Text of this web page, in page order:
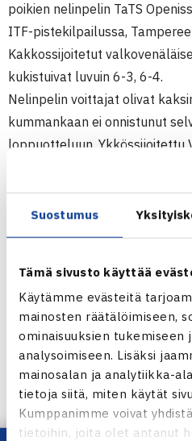
Suostumus
Tämä sivusto käyttää
Käytämme evästeitä
mainosten räätälöimiseen,
ominaisuuksien tukemiseen
analysoimiseen. Lisäksi
mainosalan ja analytiikka-
tietoja siitä, miten käytät
Kumppanimme voivat
tietoihin, joita olet antanut
poikien nelinpelin TaTS
ITF-pistekilpailussa,
Kakkossijoitetut
kukistuivat luvuin 6-3, 6-4.
Nelinpelin voittajat olivat
kummankaan ei onnistunut
loppuotteluun. Ykkössijoitettu
voitti kolmessa tiukassa
6-3 ja kakkossijoitettu
Mannerin 6-1, 6-2.
Tyttöjen luokkavoitosta
sijoitettu Julia Valetova.
Lysa voitti Venäjän Ekaterina
nelinpelin, kun pari kukisti
Patricia Haasin ja Ruotsin
Poikien nelinpeli
Tyttöjen nelinpeli
Poikien kaksinpeli